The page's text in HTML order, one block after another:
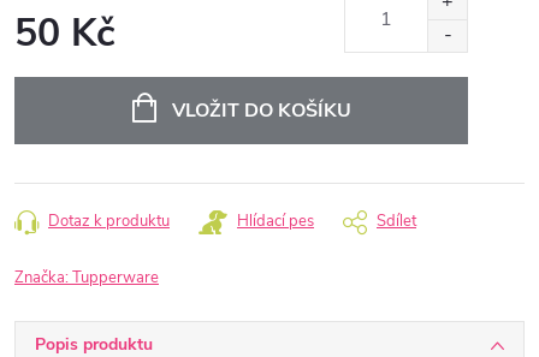
50 Kč
VLOŽIT DO KOŠÍKU
Dotaz k produktu Hlídací pes Sdílet
Značka:Tupperware
Popis produktu